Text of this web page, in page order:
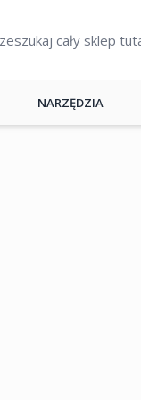
NARZĘDZIA